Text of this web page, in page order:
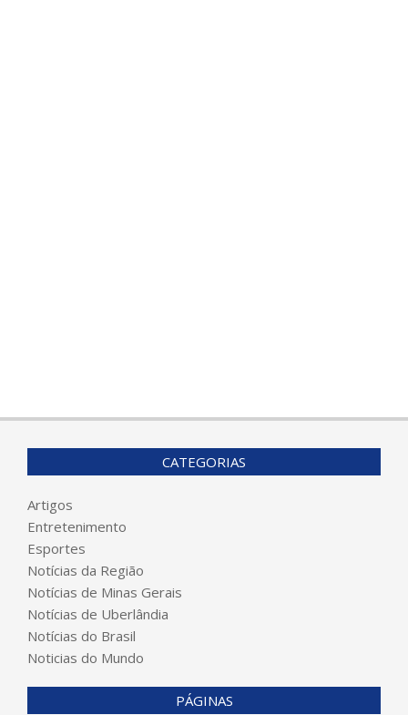
CATEGORIAS
Artigos
Entretenimento
Esportes
Notícias da Região
Notícias de Minas Gerais
Notícias de Uberlândia
Notícias do Brasil
Noticias do Mundo
PÁGINAS